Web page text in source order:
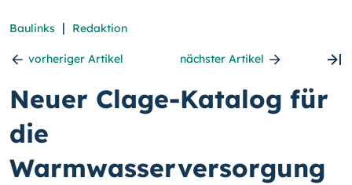
Baulinks | Redaktion
vorheriger Artikel nächster Artikel
Neuer Clage-Katalog für
die
Warmwasserversorgung